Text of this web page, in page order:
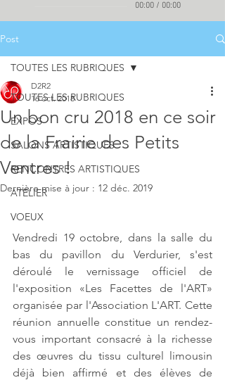
00:00/ 00:00
Post
TOUTES LES RUBRIQUES
EXPOS
SALONS ARTISTIQUES
RENCONTRES ARTISTIQUES
ATELIER
VOEUX
TOUTES LES RUBRIQUES
Un bon cru 2018 en ce soir
de la Frairie des Petits
Ventres !
D2R2
16 oct. 2018
Dernière mise à jour : 12 déc. 2019
Vendredi 19 octobre, dans la salle du
bas du pavillon du Verdurier, s'est
déroulé le vernissage officiel de
l'exposition «Les Facettes de l'ART»
organisée par l'Association L'ART. Cette
réunion annuelle constitue un rendez-
vous important consacré à la richesse
des œuvres du tissu culturel limousin
déjà bien affirmé et des élèves de